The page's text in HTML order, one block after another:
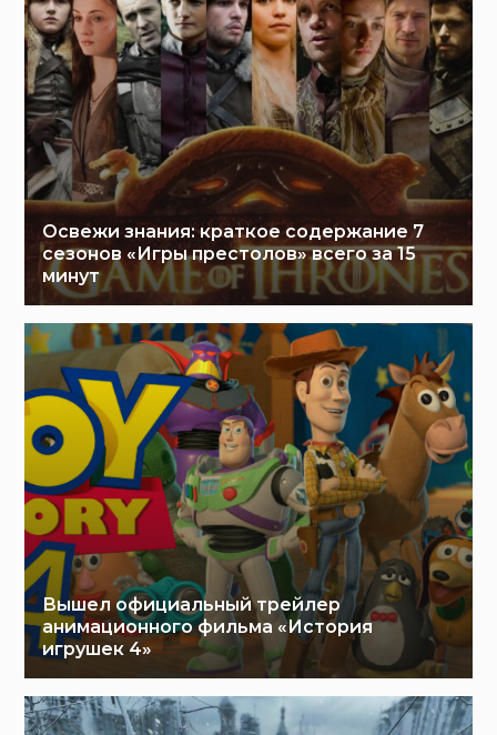
Освежи знания: краткое содержание 7
сезонов «Игры престолов» всего за 15
минут
Вышел официальный трейлер
анимационного фильма «История
игрушек 4»